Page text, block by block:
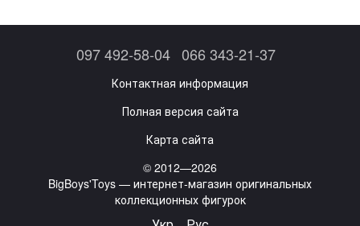
097 492-58-04 066 343-21-37
Контактная информация
Полная версия сайта
Карта сайта
© 2012—2026
BigBoys'Toys — интернет-магазин оригинальных
коллекционных фигурок